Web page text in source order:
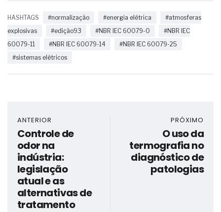
HASHTAGS #normalização #energia elétrica
#atmosferas
explosivas
#edição93 #NBR IEC 60079-0
#NBR IEC
60079-11
#NBR IEC 60079-14
#NBR IEC 60079-25
#sistemas elétricos
ANTERIOR
Controle de
odor na
indústria:
legislação
atual e as
alternativas de
tratamento
PRÓXIMO
O uso da
termografia no
diagnóstico de
patologias